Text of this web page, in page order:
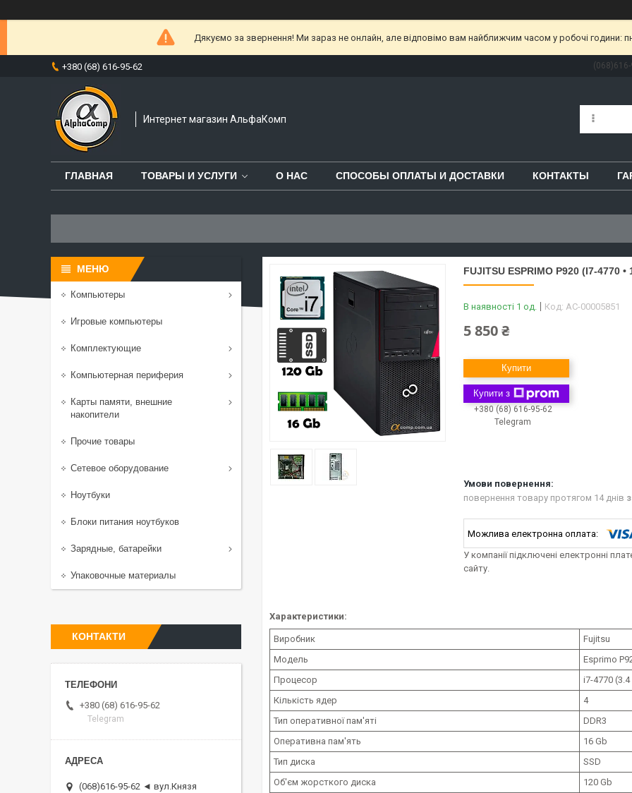
Дякуємо за звернення! Ми зараз не онлайн, але відповімо вам найближчим часом у робочі години:
+380 (68) 616-95-62
Интернет магазин АльфаКомп
ГЛАВНАЯ ТОВАРЫ И УСЛУГИ О НАС СПОСОБЫ ОПЛАТЫ И ДОСТАВКИ КОНТАКТЫ
FUJITSU ESPRIMO P920 (I7-4770 •
В наявності 1 од. Код: AC-00005851
5 850 ₴
Купити
Купити з
+380 (68) 616-95-62
Telegram
повернення товару протягом 14 днів
У компанії підключені електронні
сайту.
Характеристики:
Виробник
Fujitsu
Модель
Esprimo
Процесор
i7-4770
Кількість ядер
4
Тип оперативної пам'яті
DDR3
Оперативна пам'ять
16 Gb
Тип диска
SSD
Об'єм жорсткого диска
120 Gb
Компьютеры
Игровые компьютеры
Комплектующие
Компьютерная периферия
Карты памяти, внешние
накопители
Прочие товары
Сетевое оборудование
Ноутбуки
Блоки питания ноутбуков
Зарядные, батарейки
Упаковочные материалы
КОНТАКТИ
+380 (68) 616-95-62
Telegram
(068)616-95-62 ◄ вул.Князя